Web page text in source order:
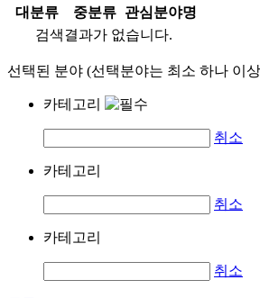
대분류 중분류
관심분야명
검색결과가 없습니다.
선택된 분야 (선택분야는 최소 하나 이
카테고리
취소
카테고리
취소
카테고리
취소